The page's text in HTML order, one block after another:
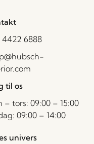
4422 6888
til os
– tors: 09:00 – 15:00
09:00 – 14:00
univers